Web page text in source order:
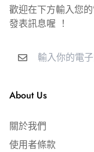
耐久空飄球室內漂
建議活動前30分鐘
【安全提醒】
氦氣易熱脹冷縮，
氣瓶使用完畢無須
氣瓶開關鎖緊可存放
📍 配送範圍｜台灣
📞 客服時間｜週一
✅ 全館消費滿
超商店到店運費
⎢ 發票說明
🧾 隨貨附免用統一發
歡迎在下方輸入您
發表訊息喔 ！
About Us
關於我們
使用者條款